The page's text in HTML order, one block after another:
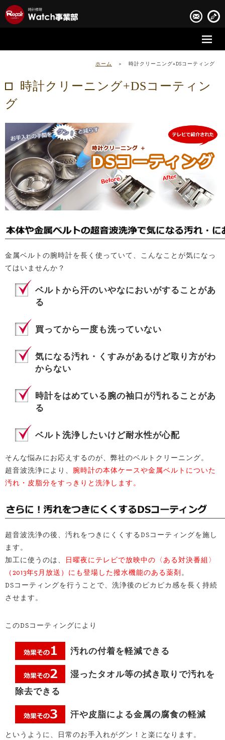
時計修理実績
お客様の声
会社案内
ホーム > 時計クリーニング+DSコーティング
時計クリーニング+DSコーティン
グ
金属ベルトの腕時計を長く使っていて、こんなことが気になっ
てはいませんか？
ベルトから汗のいやなにおいがすることがあ
る
買ってから一度も洗っていない
気になる汚れ・くすみがあるけど取り方がわ
からない
時計をはめている腕の袖口が汚れることがあ
る
ベルト洗浄したいけど耐水性が心配
そんな悩みにお応えするのが、弊社のベルトクリーニング。
超音波洗浄により、 腕時計の本体ケースや金属ベルトについた
汚れ・皮脂分をすっきりと洗浄します。
超音波洗浄の後、汚れをつきにくくするDSコーティングを施し
ます。
加工に使うのは、
日曜夜にテレビで放映中の〈ある対決番組〉
（2013年5月放送）にも登場した撥水機能のある薬剤。
DSコーティングを行うことで、洗浄後のピカピカ感を長く持続
させます。
このDSコーティングにより
汚れの付着を軽減できる
湿ったタオル等の拭き取りで汚れを
除去できる
汗や皮脂による金属の腐食の軽減
というように、日常のお手入れがグン！と楽になります。